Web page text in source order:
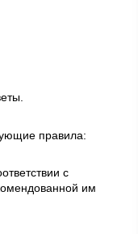
правила:
с
им